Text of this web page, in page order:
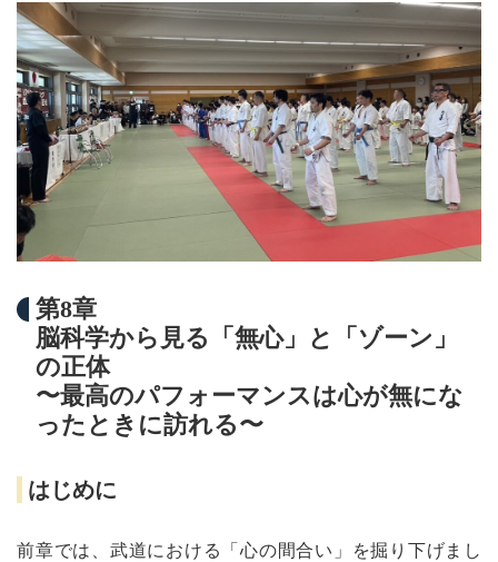
第8章
脳科学から見る「無心」と「ゾーン」
の正体
〜最高のパフォーマンスは心が無にな
ったときに訪れる〜
はじめに
前章では、武道における「心の間合い」を掘り下げまし